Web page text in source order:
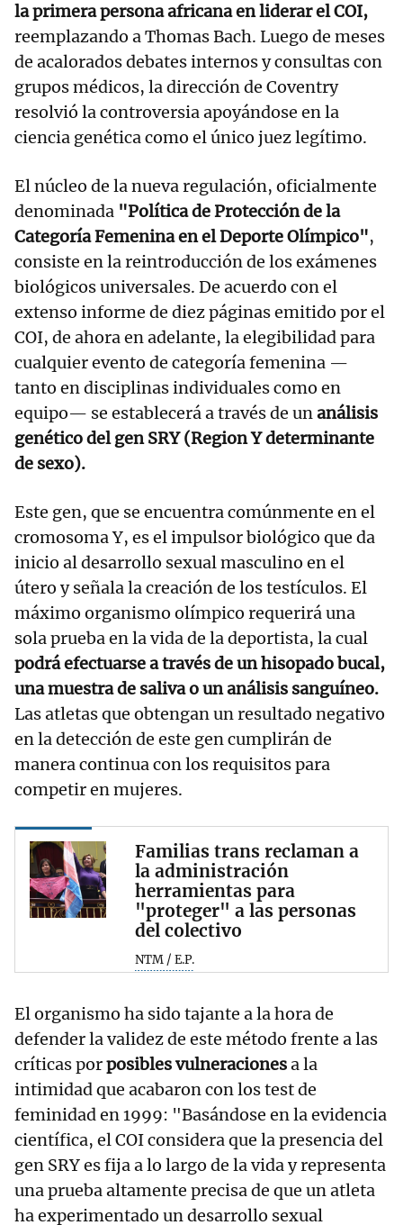
la primera persona africana en liderar el COI,
reemplazando a Thomas Bach. Luego de meses
de acalorados debates internos y consultas con
grupos médicos, la dirección de Coventry
resolvió la controversia apoyándose en la
ciencia genética como el único juez legítimo.
El núcleo de la nueva regulación, oficialmente
denominada "Política de Protección de la
Categoría Femenina en el Deporte Olímpico",
consiste en la reintroducción de los exámenes
biológicos universales. De acuerdo con el
extenso informe de diez páginas emitido por el
COI, de ahora en adelante, la elegibilidad para
cualquier evento de categoría femenina —
tanto en disciplinas individuales como en
equipo— se establecerá a través de unanálisis
genético del gen SRY (Region Y determinante
de sexo).
Este gen, que se encuentra comúnmente en el
cromosoma Y, es el impulsor biológico que da
inicio al desarrollo sexual masculino en el
útero y señala la creación de los testículos. El
máximo organismo olímpico requerirá una
sola prueba en la vida de la deportista, la cual
podrá efectuarse a través de un hisopado bucal,
una muestra de saliva o un análisis sanguíneo.
Las atletas que obtengan un resultado negativo
en la detección de este gen cumplirán de
manera continua con los requisitos para
competir en mujeres.
Familias trans reclaman a
la administración
herramientas para
"proteger" a las personas
del colectivo
NTM / E.P.
El organismo ha sido tajante a la hora de
defender la validez de este método frente a las
críticas porposibles vulneracionesa la
intimidad que acabaron con los test de
feminidad en 1999: "Basándose en la evidencia
científica, el COI considera que la presencia del
gen SRY es fija a lo largo de la vida y representa
una prueba altamente precisa de que un atleta
ha experimentado un desarrollo sexual